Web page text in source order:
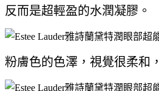
反而是超輕盈的水潤凝膠。
粉膚色的色澤，視覺很柔和